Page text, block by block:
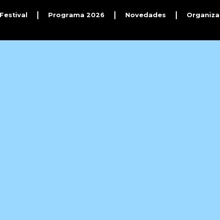
Programa 2026 Novedades